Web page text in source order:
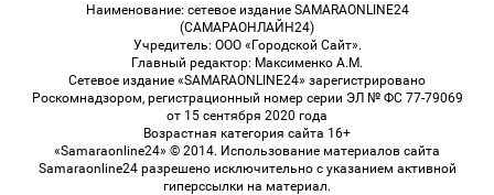
Наименование: сетевое издание SAMARAONLINE24
(САМАРАОНЛАЙН24)
Учредитель: ООО «Городской Сайт».
Главный редактор: Максименко А.М.
Сетевое издание «SAMARAONLINE24» зарегистрировано
Роскомнадзором, регистрационный номер серии ЭЛ № ФС 77-79069
от 15 сентября 2020 года
Возрастная категория сайта 16+
«Samaraonline24» © 2014. Использование материалов сайта
Samaraonline24 разрешено исключительно с указанием активной
гиперссылки на материал.